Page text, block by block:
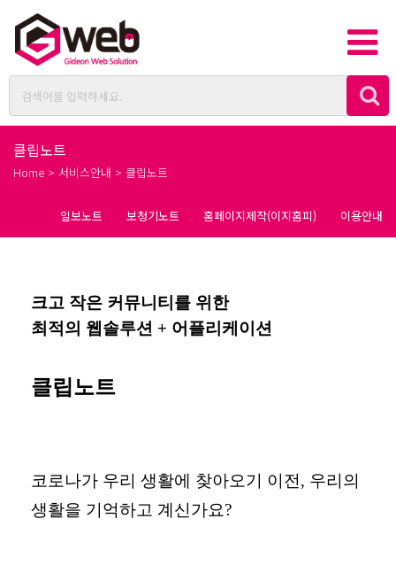
클립노트
Home > 서비스안내 > 클립노트
일보노트 보청기노트 홈페이지제작(이지홈피) 이용안내
크고 작은 커뮤니티를 위한
최적의 웹솔루션 + 어플리케이션
클립노트
코로나가 우리 생활에 찾아오기 이전, 우리의
생활을 기억하고 계신가요?